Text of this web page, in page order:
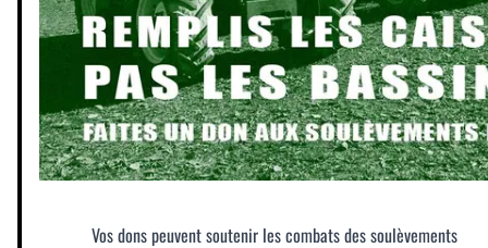
Vos dons peuvent soutenir les combats des soulèvements